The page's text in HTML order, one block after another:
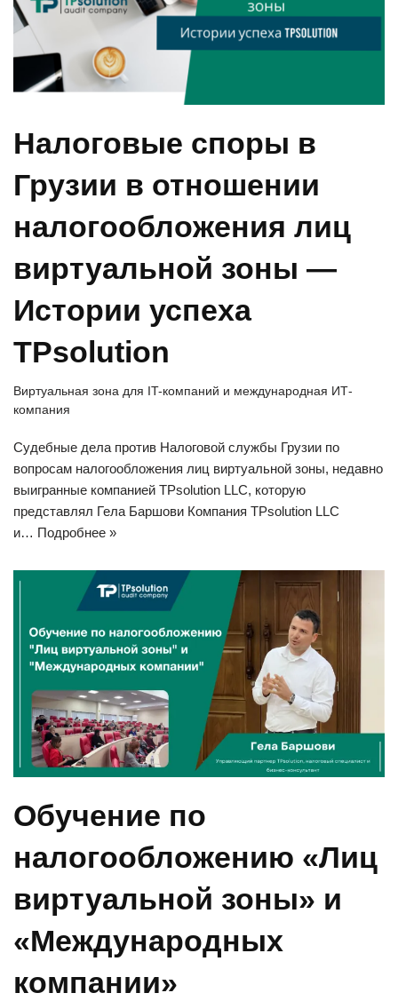
Налоговые споры в
Грузии в отношении
налогообложения лиц
виртуальной зоны —
Истории успеха
TPsolution
Виртуальная зона для IT-компаний и международная ИТ-
компания
Судебные дела против Налоговой службы Грузии по
вопросам налогообложения лиц виртуальной зоны, недавно
выигранные компанией TPsolution LLC, которую
представлял Гела Баршови Компания TPsolution LLC
и… Подробнее »
Обучение по
налогообложению «Лиц
виртуальной зоны» и
«Международных
компании»